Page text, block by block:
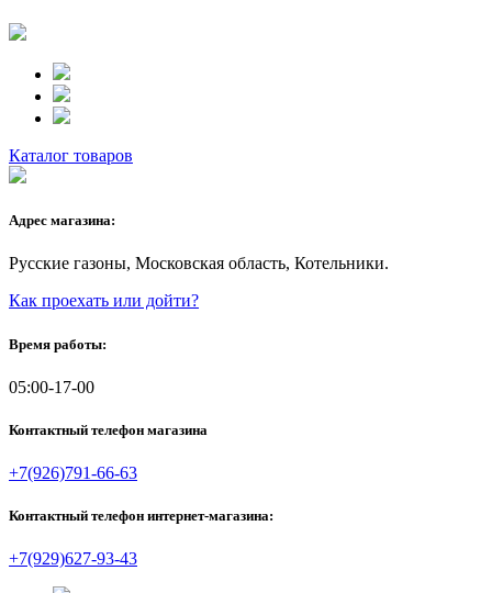
Каталог товаров
Адрес магазина:
Русские газоны, Московская область, Котельники.
Как проехать или дойти?
Время работы:
05:00-17-00
Контактный телефон магазина
+7(926)791-66-63
Контактный телефон интернет-магазина:
+7(929)627-93-43